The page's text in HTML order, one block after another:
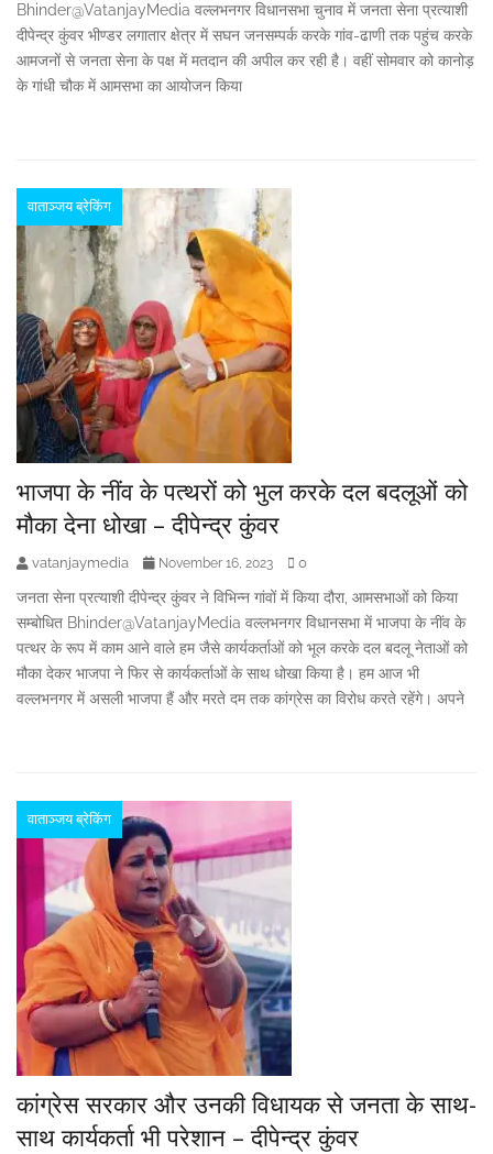
Bhinder@VatanjayMedia वल्लभनगर विधानसभा चुनाव में जनता सेना प्रत्याशी
दीपेन्द्र कुंवर भीण्डर लगातार क्षेत्र में सघन जनसम्पर्क करके गांव-ढाणी तक पहुंच करके
आमजनों से जनता सेना के पक्ष में मतदान की अपील कर रही है। वहीं सोमवार को कानोड़
के गांधी चौक में आमसभा का आयोजन किया
वाताञ्जय ब्रेकिंग
भाजपा के नींव के पत्थरों को भुल करके दल बदलूओं को
मौका देना धोखा – दीपेन्द्र कुंवर
vatanjaymedia November 16, 2023 0
जनता सेना प्रत्याशी दीपेन्द्र कुंवर ने विभिन्न गांवों में किया दौरा, आमसभाओं को किया
सम्बोधित Bhinder@VatanjayMedia वल्लभनगर विधानसभा में भाजपा के नींव के
पत्थर के रूप में काम आने वाले हम जैसे कार्यकर्ताओं को भूल करके दल बदलू नेताओं को
मौका देकर भाजपा ने फिर से कार्यकर्ताओं के साथ धोखा किया है। हम आज भी
वल्लभनगर में असली भाजपा हैं और मरते दम तक कांग्रेस का विरोध करते रहेंगे। अपने
वाताञ्जय ब्रेकिंग
कांग्रेस सरकार और उनकी विधायक से जनता के साथ-
साथ कार्यकर्ता भी परेशान – दीपेन्द्र कुंवर